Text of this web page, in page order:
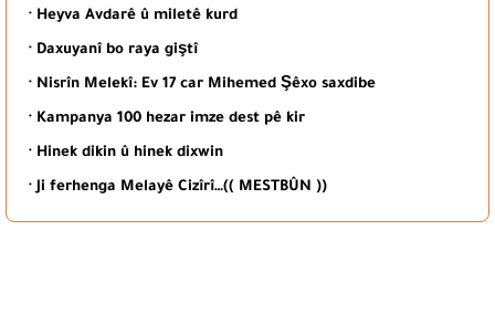
· Heyva Avdarê û miletê kurd
· Daxuyanî bo raya giştî
· Nisrîn Melekî: Ev 17 car Mihemed Şêxo saxdibe
· Kampanya 100 hezar imze dest pê kir
· Hinek dikin û hinek dixwin
· Ji ferhenga Melayê Cizîrî…(( MESTBÛN ))